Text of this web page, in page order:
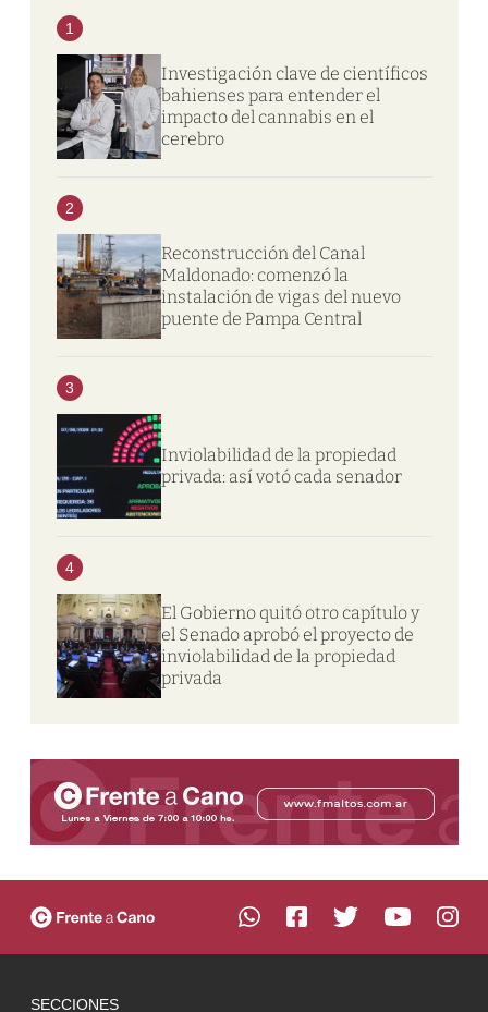
1
Investigación clave de científicos
bahienses para entender el
impacto del cannabis en el
cerebro
2
Reconstrucción del Canal
Maldonado: comenzó la
instalación de vigas del nuevo
puente de Pampa Central
3
Inviolabilidad de la propiedad
privada: así votó cada senador
4
El Gobierno quitó otro capítulo y
el Senado aprobó el proyecto de
inviolabilidad de la propiedad
privada
SECCIONES